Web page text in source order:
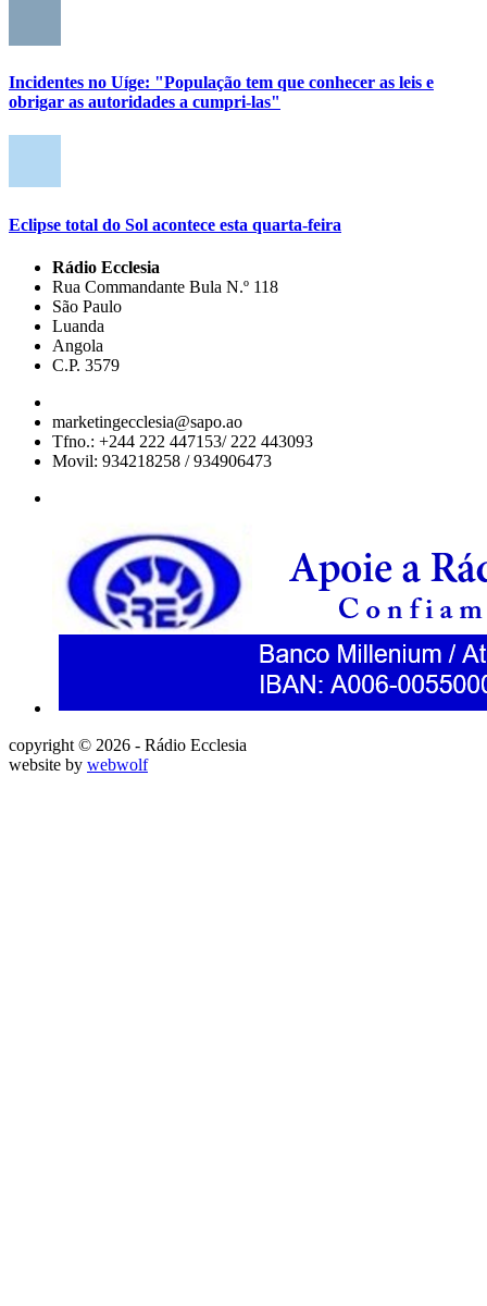
Incidentes no Uíge: "População tem que conhecer as leis e
obrigar as autoridades a cumpri-las"
Eclipse total do Sol acontece esta quarta-feira
Rádio Ecclesia
Rua Commandante Bula N.º 118
São Paulo
Luanda
Angola
C.P. 3579
marketingecclesia@sapo.ao
Tfno.: +244 222 447153/ 222 443093
Movil: 934218258 / 934906473
copyright © 2026 - Rádio Ecclesia
website by webwolf